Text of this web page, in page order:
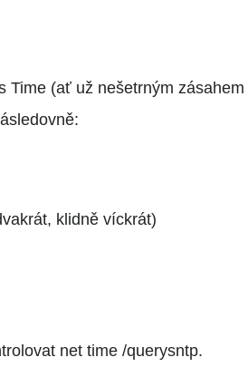
Time (ať už nešetrným
klidně víckrát)
net time /querysntp.